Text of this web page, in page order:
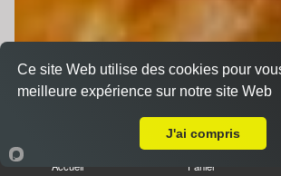
Accueil Panier
Ce site Web utilise des cookies pour
meilleure expérience sur notre site Web
J'ai compris